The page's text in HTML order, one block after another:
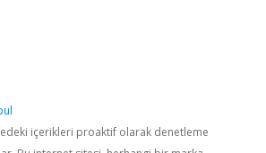
içerikleri proaktif olarak denetleme